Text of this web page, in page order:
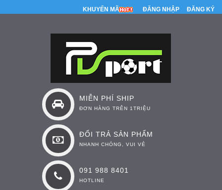
KHUYẾN MÃI ĐĂNG NHẬP ĐĂNG KÝ
MIỄN PHÍ SHIP
ĐƠN HÀNG TRÊN 1TRIỆU
ĐỔI TRẢ SẢN PHẨM
NHANH CHÓNG, VUI VẺ
091 988 8401
HOTLINE